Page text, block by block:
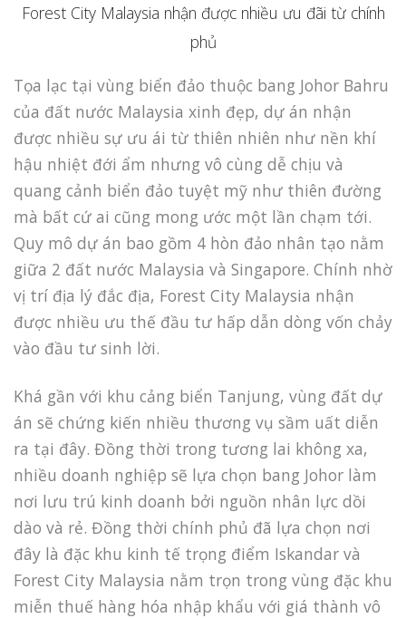
Forest City Malaysia nhận được nhiều ưu đãi từ chính
phủ
Tọa lạc tại vùng biển đảo thuộc bang Johor Bahru
của đất nước Malaysia xinh đẹp, dự án nhận
được nhiều sự ưu ái từ thiên nhiên như nền khí
hậu nhiệt đới ẩm nhưng vô cùng dễ chịu và
quang cảnh biển đảo tuyệt mỹ như thiên đường
mà bất cứ ai cũng mong ước một lần chạm tới.
Quy mô dự án bao gồm 4 hòn đảo nhân tạo nằm
giữa 2 đất nước Malaysia và Singapore. Chính nhờ
vị trí địa lý đắc địa, Forest City Malaysia nhận
được nhiều ưu thế đầu tư hấp dẫn dòng vốn chảy
vào đầu tư sinh lời.
Khá gần với khu cảng biển Tanjung, vùng đất dự
án sẽ chứng kiến nhiều thương vụ sầm uất diễn
ra tại đây. Đồng thời trong tương lai không xa,
nhiều doanh nghiệp sẽ lựa chọn bang Johor làm
nơi lưu trú kinh doanh bởi nguồn nhân lực dồi
dào và rẻ. Đồng thời chính phủ đã lựa chọn nơi
đây là đặc khu kinh tế trọng điểm Iskandar và
Forest City Malaysia nằm trọn trong vùng đặc khu
miễn thuế hàng hóa nhập khẩu với giá thành vô